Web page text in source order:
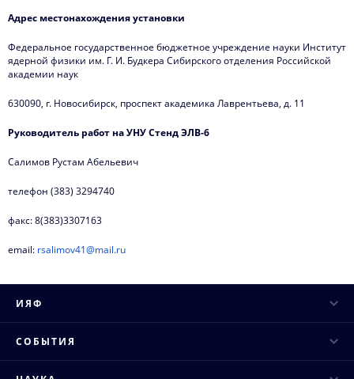
Адрес местонахождения установки
Федеральное государственное бюджетное учреждение науки Институт
ядерной физики им. Г. И. Будкера Сибирского отделения Российской
академии наук
630090, г. Новосибирск, проспект академика Лаврентьева, д. 11
Руководитель работ на УНУ Стенд ЭЛВ-6
Салимов Рустам Абельевич
телефон (383) 3294740
факс: 8(383)3307163
email: rsalimov41@mail.ru
ИЯФ
СОБЫТИЯ